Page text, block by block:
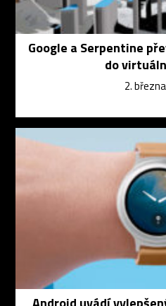
Google a Serpentine
do
2.